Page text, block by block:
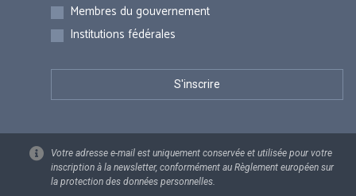
Membres du gouvernement
Institutions fédérales
Votre adresse e-mail est uniquement conservée et utilisée pour votre
inscription à la newsletter, conformément au Règlement européen sur
la protection des données personnelles.